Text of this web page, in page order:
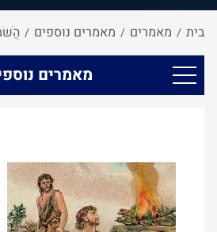
בית / מאמרים / מאמרים נוספים /
מאמרים